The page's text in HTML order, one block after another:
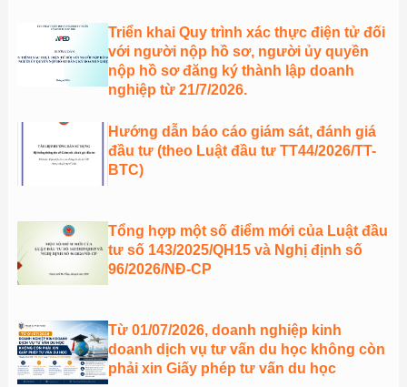
Triển khai Quy trình xác thực điện tử đối
với người nộp hồ sơ, người ủy quyền
nộp hồ sơ đăng ký thành lập doanh
nghiệp từ 21/7/2026.
Hướng dẫn báo cáo giám sát, đánh giá
đầu tư (theo Luật đầu tư TT44/2026/TT-
BTC)
Tổng hợp một số điểm mới của Luật đầu
tư số 143/2025/QH15 và Nghị định số
96/2026/NĐ-CP
Từ 01/07/2026, doanh nghiệp kinh
doanh dịch vụ tư vấn du học không còn
phải xin Giấy phép tư vấn du học